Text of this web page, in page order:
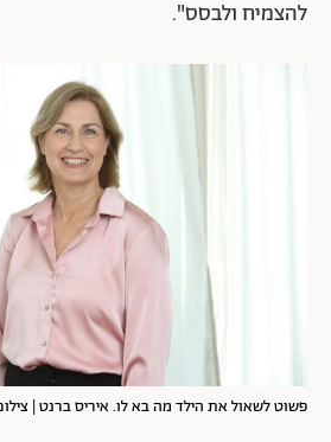
להצמיח ולבסס".
פשוט לשאול את הילד מה בא לו. איריס ברנט |